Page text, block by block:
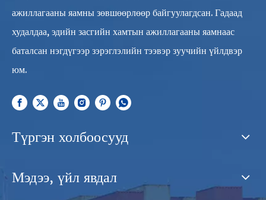
ажиллагааны яамны зөвшөөрлөөр байгуулагдсан. Гадаад
худалдаа, эдийн засгийн хамтын ажиллагааны яамнаас
баталсан нэгдүгээр зэрэглэлийн тээвэр зуучийн үйлдвэр
юм.
Түргэн холбоосууд
Мэдээ, үйл явдал